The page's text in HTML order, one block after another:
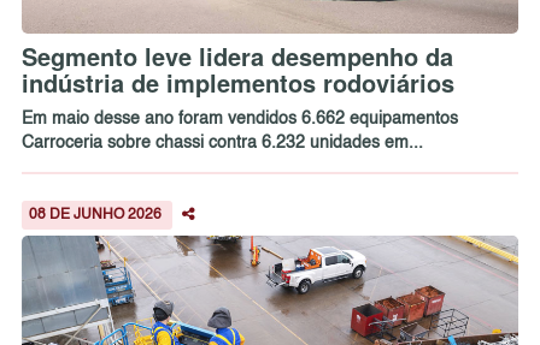
Segmento leve lidera desempenho da
indústria de implementos rodoviários
Em maio desse ano foram vendidos 6.662 equipamentos
Carroceria sobre chassi contra 6.232 unidades em...
08 DE JUNHO 2026